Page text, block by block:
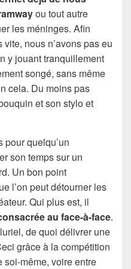
ou tout autre
les méninges. Afin
nous n’avons pas eu
y jouant tranquillement
songé, sans même
cela. Du moins pas
et son stylo et
pour quelqu’un
son temps sur un
Un bon point
l’on peut détourner les
Qui plus est, il
au face-à-face.
de quoi délivrer une
grâce à la compétition
soi-même, voire entre